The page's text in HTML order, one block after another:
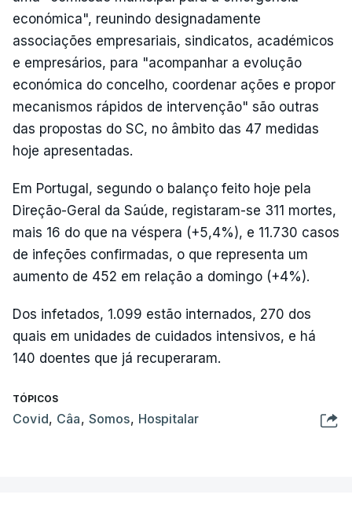
económica", reunindo designadamente
associações empresariais, sindicatos, académicos
e empresários, para "acompanhar a evolução
económica do concelho, coordenar ações e propor
mecanismos rápidos de intervenção" são outras
das propostas do SC, no âmbito das 47 medidas
hoje apresentadas.
Em Portugal, segundo o balanço feito hoje pela
Direção-Geral da Saúde, registaram-se 311 mortes,
mais 16 do que na véspera (+5,4%), e 11.730 casos
de infeções confirmadas, o que representa um
aumento de 452 em relação a domingo (+4%).
Dos infetados, 1.099 estão internados, 270 dos
quais em unidades de cuidados intensivos, e há
140 doentes que já recuperaram.
TÓPICOS
Covid, Câa, Somos, Hospitalar